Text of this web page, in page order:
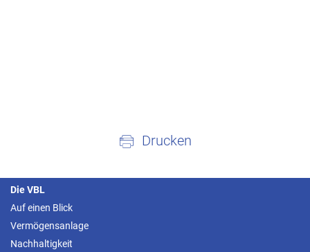
Drucken
Die VBL
Auf einen Blick
Vermögensanlage
Nachhaltigkeit